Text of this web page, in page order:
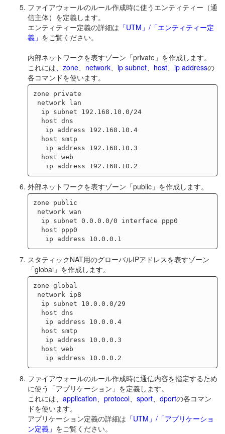
ファイアウォールのルール作成時に使うエンティティー（通
信主体）を定義します。
エンティティー定義の詳細は 「UTM」/「エンティティー定
義」 をご覧ください。
内部ネットワークを表すゾーン「private」を作成します。
これには、 zone network ip subnet host ip addressの
各コマンドを使います。
zone private
外部ネットワークを表すゾーン「public」を作成します。
zone public
スタティックNAT用のグローバルIPアドレスを表すゾーン
「global」を作成します。
zone global
ファイアウォールのルール作成時に通信内容を指定するため
に使う「アプリケーション」を定義します。
これには、 application protocol sport dportの各コマン
ドを使います。
アプリケーション定義の詳細は 「UTM」/「アプリケーショ
ン定義」 をご覧ください。